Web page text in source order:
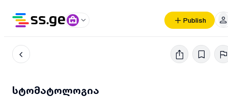
Publish
სტომატოლოგია